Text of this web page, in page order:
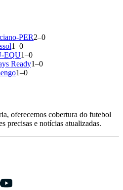
PER2–0
1–0
EQU1–0
Ready1–0
1–0
oferecemos cobertura do futebol
precisas e notícias atualizadas.